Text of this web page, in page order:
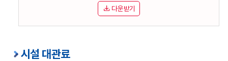
다운받기
시설 대관료